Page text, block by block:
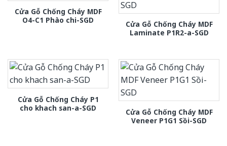
Cửa Gỗ Chống Cháy MDF
O4-C1 Phào chi-SGD
Cửa Gỗ Chống Cháy MDF
Laminate P1R2-a-SGD
Cửa Gỗ Chống Cháy P1
cho khach san-a-SGD
Cửa Gỗ Chống Cháy MDF
Veneer P1G1 Sồi-SGD